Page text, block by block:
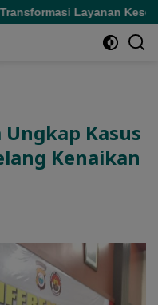
Layanan Kesehatan
Kasus
Kenaikan